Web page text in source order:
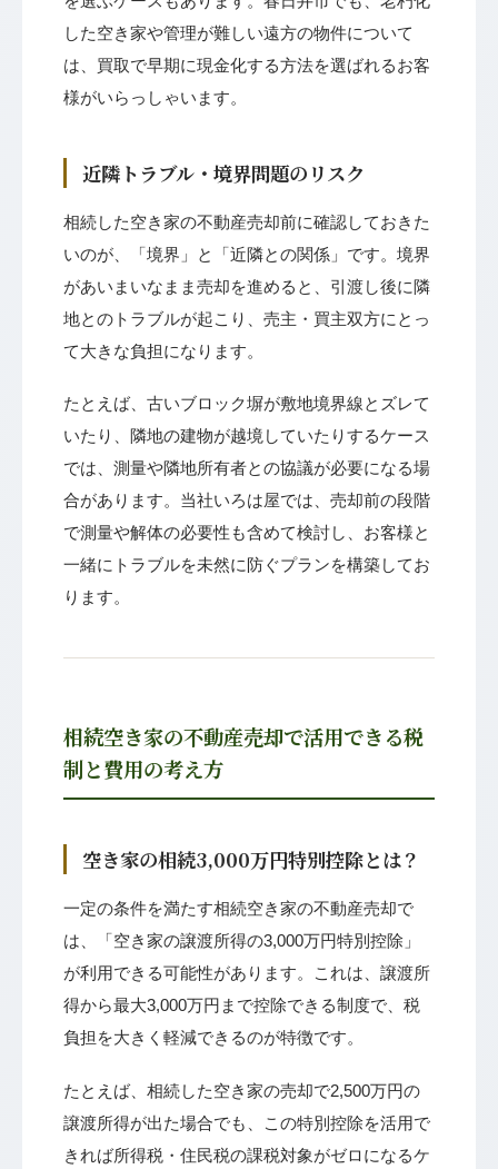
した空き家や管理が難しい遠方の物件について
は、買取で早期に現金化する方法を選ばれるお客
様がいらっしゃいます。
近隣トラブル・境界問題のリスク
相続した空き家の不動産売却前に確認しておきた
いのが、「境界」と「近隣との関係」です。境界
があいまいなまま売却を進めると、引渡し後に隣
地とのトラブルが起こり、売主・買主双方にとっ
て大きな負担になります。
たとえば、古いブロック塀が敷地境界線とズレて
いたり、隣地の建物が越境していたりするケース
では、測量や隣地所有者との協議が必要になる場
合があります。当社いろは屋では、売却前の段階
で測量や解体の必要性も含めて検討し、お客様と
一緒にトラブルを未然に防ぐプランを構築してお
ります。
相続空き家の不動産売却で活用できる税
制と費用の考え方
空き家の相続3,000万円特別控除とは？
一定の条件を満たす相続空き家の不動産売却で
は、「空き家の譲渡所得の3,000万円特別控除」
が利用できる可能性があります。これは、譲渡所
得から最大3,000万円まで控除できる制度で、税
負担を大きく軽減できるのが特徴です。
たとえば、相続した空き家の売却で2,500万円の
譲渡所得が出た場合でも、この特別控除を活用で
きれば所得税・住民税の課税対象がゼロになるケ